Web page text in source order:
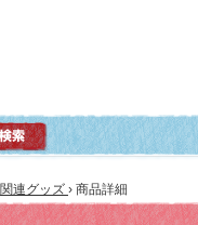
関連グッズ › 商品詳細